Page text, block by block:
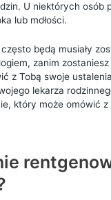
U niektórych osób
lub mdłości.
będą musiały
zanim
z Tobą swoje
lekarza
który może omówić